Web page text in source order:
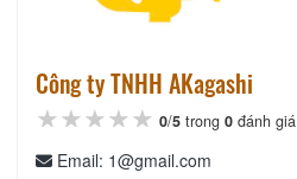
Công ty TNHH AKagashi
★★★★★
★★★★★
★★★★★ 0/5 trong 0 đánh giá
Email: 1@gmail.com